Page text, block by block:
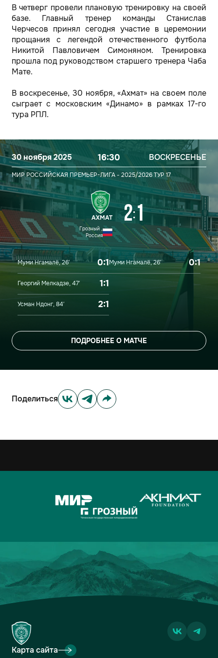
В четверг провели плановую тренировку на своей
базе. Главный тренер команды Станислав
Черчесов принял сегодня участие в церемонии
прощания с легендой отечественного футбола
Никитой Павловичем Симоняном. Тренировка
прошла под руководством старшего тренера Чаба
Мате.
В воскресенье, 30 ноября, «Ахмат» на своем поле
сыграет с московским «Динамо» в рамках 17-го
тура РПЛ.
30 ноября 2025 16:30 ВОСКРЕСЕНЬЕ
МИР РОССИЙСКАЯ ПРЕМЬЕР-ЛИГА - 2025/2026ТУР 17
АХМАТ
Грозный ,
Россия
2:1
Муми Нгамалё, 26′ 0:1
Георгий Мелкадзе, 47′ 1:1
Усман Ндонг, 84′ 2:1
Муми Нгамалё, 26′ 0:1
ПОДРОБНЕЕ О МАТЧЕ
Поделиться
Карта сайта